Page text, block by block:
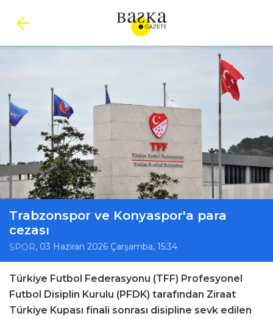
Trabzonspor ve Konyaspor'a para
cezası
SPOR, 03 Haziran 2026 Çarşamba, 15:34
Türkiye Futbol Federasyonu (TFF) Profesyonel
Futbol Disiplin Kurulu (PFDK) tarafından Ziraat
Türkiye Kupası finali sonrası disipline sevk edilen